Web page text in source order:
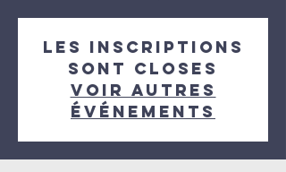
Les inscriptions
sont closes
Voir autres
événements